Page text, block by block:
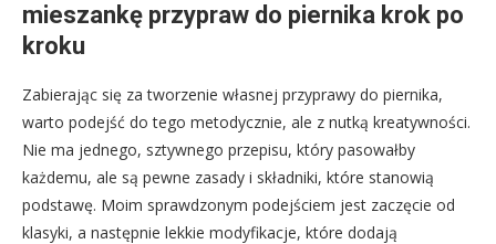
mieszankę przypraw do piernika krok po
kroku
Zabierając się za tworzenie własnej przyprawy do piernika,
warto podejść do tego metodycznie, ale z nutką kreatywności.
Nie ma jednego, sztywnego przepisu, który pasowałby
każdemu, ale są pewne zasady i składniki, które stanowią
podstawę. Moim sprawdzonym podejściem jest zaczęcie od
klasyki, a następnie lekkie modyfikacje, które dodają